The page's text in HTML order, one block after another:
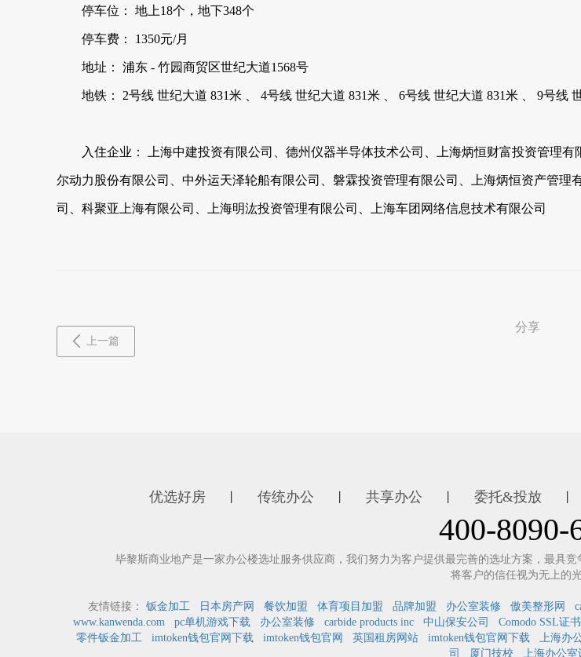
停车位： 地上18个，地下348个
停车费： 1350元/月
地址： 浦东 - 竹园商贸区世纪大道1568号
地铁： 2号线 世纪大道 831米 、 4号线 世纪大道 831米 、 6号线 世纪大道 831米 、 9号线
入住企业： 上海中建投资有限公司、德州仪器半导体技术公司、上海炳恒财富投资管理
尔动力股份有限公司、中外运天泽轮船有限公司、磐霖投资管理有限公司、上海炳恒资产管
司、科聚亚上海有限公司、上海明汯投资管理有限公司、上海车团网络信息技术有限公司
分享
上一篇
优选好房 传统办公 共享办公 委托&投放
400-8090-
毕黎斯商业地产是一家办公楼选址服务供应商，我们努力为客户提供最完善的选址方案，最具
将客户的信任视为无上的光
友情链接： 钣金加工 日本房产网 餐饮加盟 体育项目加盟 品牌加盟 办公室装修 傲美整形网
www.kanwenda.com
pc单机游戏下载 办公室装修 carbide products inc 中山保安公司 Comodo SSL证书
零件钣金加工
imtoken钱包官网下载 imtoken钱包官网 英国租房网站 imtoken钱包官网下载 上海办
司
厦门技校 上海办公室